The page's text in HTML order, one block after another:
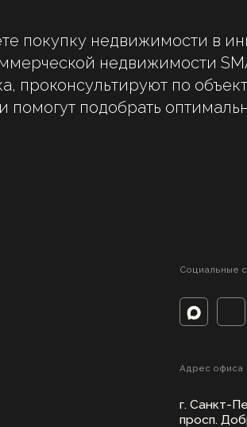
покупку недвижимости в
недвижимости
проконсультируют по
помогут подобрать
Социальные сети